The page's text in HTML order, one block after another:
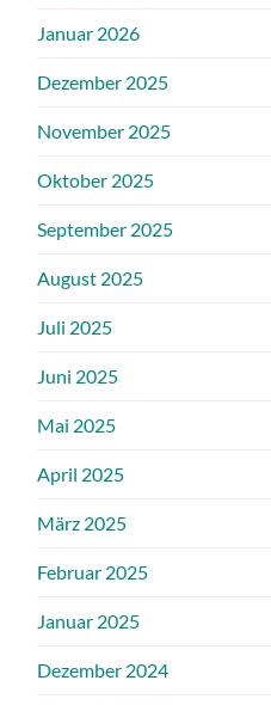
Januar 2026
Dezember 2025
November 2025
Oktober 2025
September 2025
August 2025
Juli 2025
Juni 2025
Mai 2025
April 2025
März 2025
Februar 2025
Januar 2025
Dezember 2024